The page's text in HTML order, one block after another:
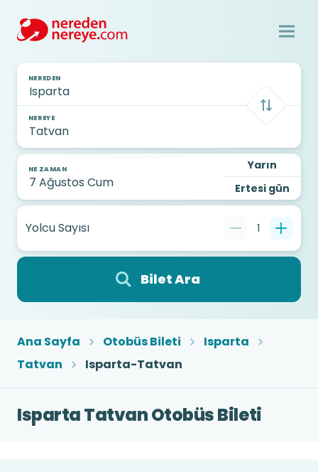
NEREDEN
NEREYE
NE ZAMAN
Yarın
Ertesi gün
Yolcu Sayısı 1
Bilet Ara
Ana Sayfa Otobüs Bileti
Isparta
Tatvan
Isparta-Tatvan
Isparta Tatvan Otobüs Bileti